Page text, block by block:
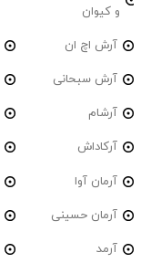
و کیوان
آرش اچ ان
آرش سبحانی
آرشام
آرکاداش
آرمان آوا
آرمان حسینی
آرمد